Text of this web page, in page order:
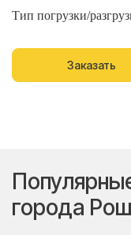
Тип погрузки/
Заказать
города